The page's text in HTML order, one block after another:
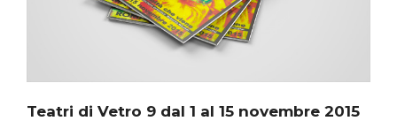
Teatri di Vetro 9 dal 1 al 15 novembre 2015